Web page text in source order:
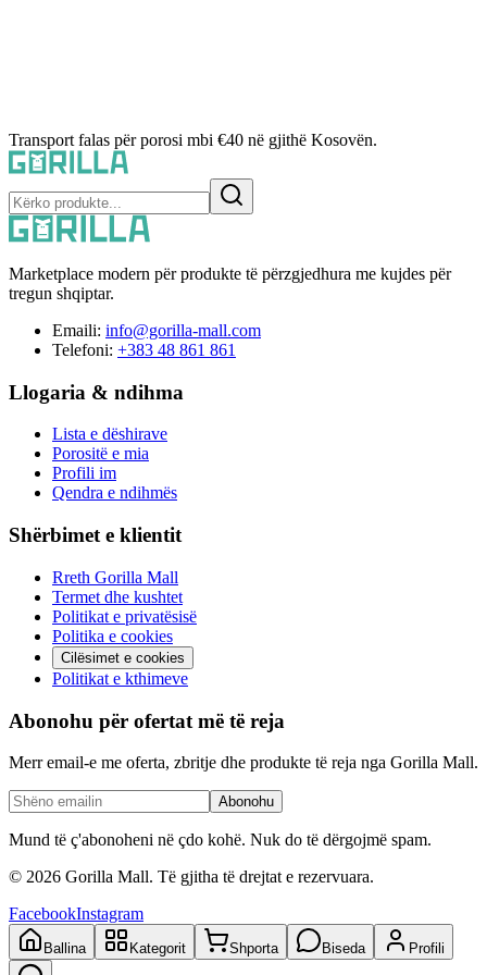
Transport falas për porosi mbi €40 në gjithë Kosovën.
Marketplace modern për produkte të përzgjedhura me kujdes për
tregun shqiptar.
Emaili: info@gorilla-mall.com
Telefoni: +383 48 861 861
Llogaria & ndihma
Lista e dëshirave
Porositë e mia
Profili im
Qendra e ndihmës
Shërbimet e klientit
Rreth Gorilla Mall
Termet dhe kushtet
Politikat e privatësisë
Politika e cookies
Cilësimet e cookies
Politikat e kthimeve
Abonohu për ofertat më të reja
Merr email-e me oferta, zbritje dhe produkte të reja nga Gorilla Mall.
Abonohu
Mund të ç'abonoheni në çdo kohë. Nuk do të dërgojmë spam.
© 2026 Gorilla Mall. Të gjitha të drejtat e rezervuara.
FacebookInstagram
Ballina Kategorit Shporta Biseda Profili